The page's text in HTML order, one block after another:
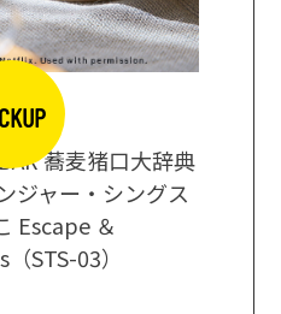
蕎麦猪口大辞典
ジャー・シングス
Escape ＆
STS-03）